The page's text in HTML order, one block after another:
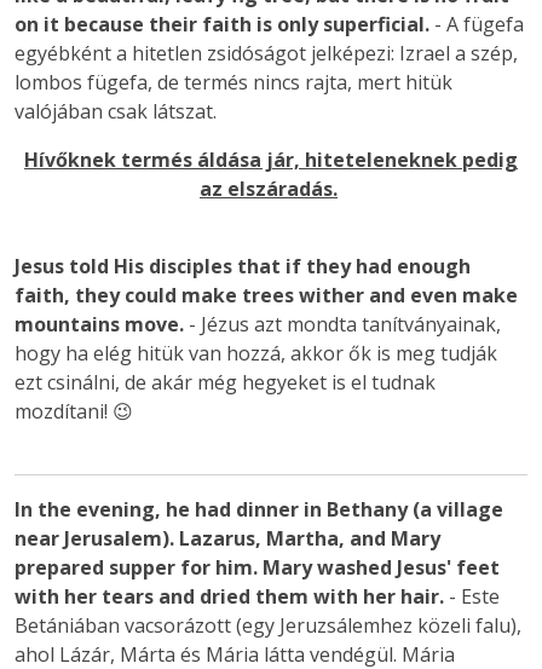
on it because their faith is only superficial. - A fügefa
egyébként a hitetlen zsidóságot jelképezi: Izrael a szép,
lombos fügefa, de termés nincs rajta, mert hitük
valójában csak látszat.
Hívőknek termés áldása jár, hiteteleneknek pedig
az elszáradás.
Jesus told His disciples that if they had enough
faith, they could make trees wither and even make
mountains move. - Jézus azt mondta tanítványainak,
hogy ha elég hitük van hozzá, akkor ők is meg tudják
ezt csinálni, de akár még hegyeket is el tudnak
mozdítani! 😉
In the evening, he had dinner in Bethany (a village
near Jerusalem). Lazarus, Martha, and Mary
prepared supper for him. Mary washed Jesus' feet
with her tears and dried them with her hair. - Este
Betániában vacsorázott (egy Jeruzsálemhez közeli falu),
ahol Lázár, Márta és Mária látta vendégül. Mária